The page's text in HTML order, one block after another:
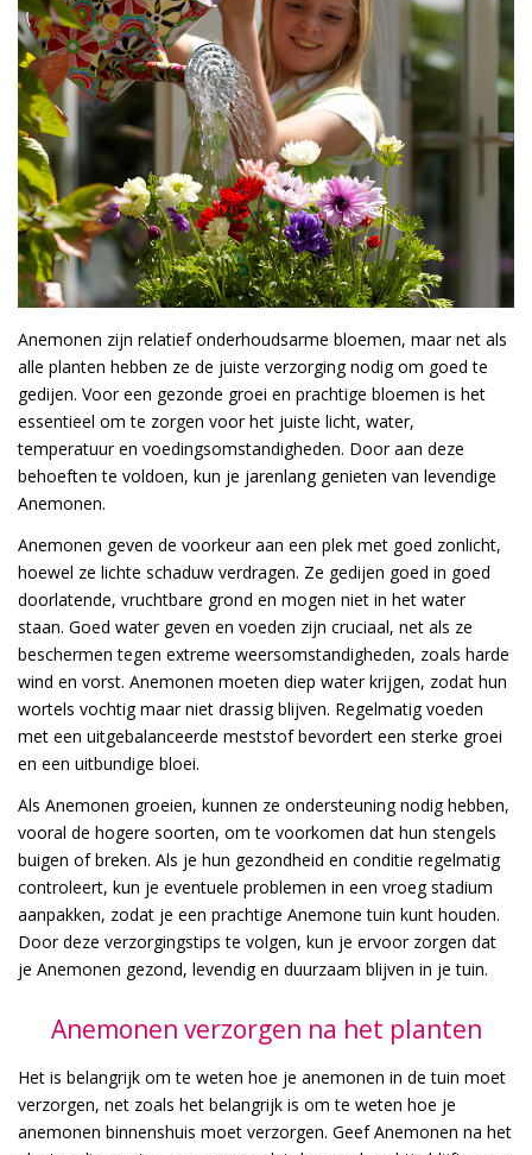
Anemonen zijn relatief onderhoudsarme bloemen, maar net als
alle planten hebben ze de juiste verzorging nodig om goed te
gedijen. Voor een gezonde groei en prachtige bloemen is het
essentieel om te zorgen voor het juiste licht, water,
temperatuur en voedingsomstandigheden. Door aan deze
behoeften te voldoen, kun je jarenlang genieten van levendige
Anemonen.
Anemonen geven de voorkeur aan een plek met goed zonlicht,
hoewel ze lichte schaduw verdragen. Ze gedijen goed in goed
doorlatende, vruchtbare grond en mogen niet in het water
staan. Goed water geven en voeden zijn cruciaal, net als ze
beschermen tegen extreme weersomstandigheden, zoals harde
wind en vorst. Anemonen moeten diep water krijgen, zodat hun
wortels vochtig maar niet drassig blijven. Regelmatig voeden
met een uitgebalanceerde meststof bevordert een sterke groei
en een uitbundige bloei.
Als Anemonen groeien, kunnen ze ondersteuning nodig hebben,
vooral de hogere soorten, om te voorkomen dat hun stengels
buigen of breken. Als je hun gezondheid en conditie regelmatig
controleert, kun je eventuele problemen in een vroeg stadium
aanpakken, zodat je een prachtige Anemone tuin kunt houden.
Door deze verzorgingstips te volgen, kun je ervoor zorgen dat
je Anemonen gezond, levendig en duurzaam blijven in je tuin.
Anemonen verzorgen na het planten
Het is belangrijk om te weten hoe je anemonen in de tuin moet
verzorgen, net zoals het belangrijk is om te weten hoe je
anemonen binnenshuis moet verzorgen. Geef Anemonen na het